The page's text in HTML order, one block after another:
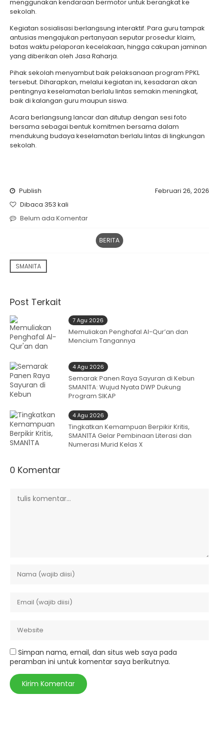
menggunakan kendaraan bermotor untuk berangkat ke
sekolah.
Kegiatan sosialisasi berlangsung interaktif. Para guru tampak
antusias mengajukan pertanyaan seputar prosedur klaim,
batas waktu pelaporan kecelakaan, hingga cakupan jaminan
yang diberikan oleh Jasa Raharja.
Pihak sekolah menyambut baik pelaksanaan program PPKL
tersebut. Diharapkan, melalui kegiatan ini, kesadaran akan
pentingnya keselamatan berlalu lintas semakin meningkat,
baik di kalangan guru maupun siswa.
Acara berlangsung lancar dan ditutup dengan sesi foto
bersama sebagai bentuk komitmen bersama dalam
mendukung budaya keselamatan berlalu lintas di lingkungan
sekolah.
Publish
Februari 26, 2026
Dibaca 353 kali
Belum ada Komentar
BERITA
SMANITA
Post Terkait
7 Agu 2026
Memuliakan Penghafal Al-Qur’an dan
Mencium Tangannya
4 Agu 2026
Semarak Panen Raya Sayuran di Kebun
SMAN1TA: Wujud Nyata DWP Dukung
Program SIKAP
4 Agu 2026
Tingkatkan Kemampuan Berpikir Kritis,
SMAN1TA Gelar Pembinaan Literasi dan
Numerasi Murid Kelas X
0 Komentar
Simpan nama, email, dan situs web saya pada
peramban ini untuk komentar saya berikutnya.